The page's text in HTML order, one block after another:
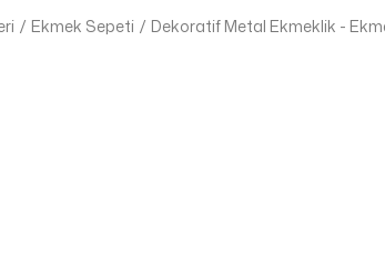
Ekmek Sepeti Dekoratif Metal Ekmeklik -